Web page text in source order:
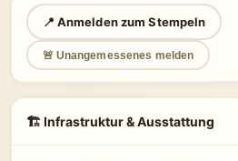
📍 Anmelden zum Stempeln
🚨 Unangemessenes melden
🏗 Infrastruktur & Ausstattung